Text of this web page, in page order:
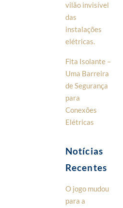
vilão invisível
das
instalações
elétricas.
Fita Isolante –
Uma Barreira
de Segurança
para
Conexões
Elétricas
Notícias
Recentes
O jogo mudou
para a